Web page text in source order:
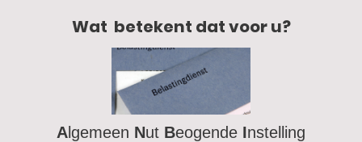
Wat betekent dat voor u?
Algemeen Nut Beogende Instelling